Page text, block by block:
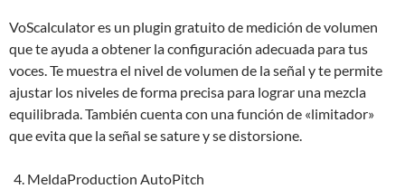
VoScalculator es un plugin gratuito de medición de volumen
que te ayuda a obtener la configuración adecuada para tus
voces. Te muestra el nivel de volumen de la señal y te permite
ajustar los niveles de forma precisa para lograr una mezcla
equilibrada. También cuenta con una función de «limitador»
que evita que la señal se sature y se distorsione.
MeldaProduction AutoPitch